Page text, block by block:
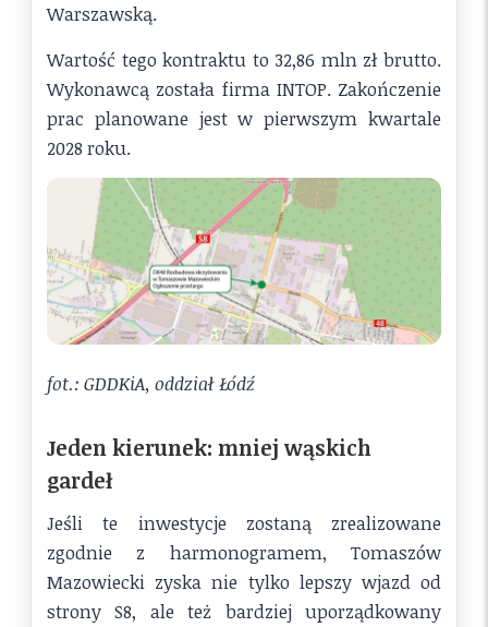
Warszawską.
Wartość tego kontraktu to 32,86 mln zł brutto.
Wykonawcą została firma INTOP. Zakończenie
prac planowane jest w pierwszym kwartale
2028 roku.
fot.: GDDKiA, oddział Łódź
Jeden kierunek: mniej wąskich
gardeł
Jeśli te inwestycje zostaną zrealizowane
zgodnie z harmonogramem, Tomaszów
Mazowiecki zyska nie tylko lepszy wjazd od
strony S8, ale też bardziej uporządkowany